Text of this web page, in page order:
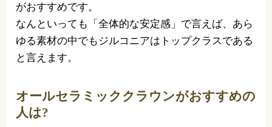
がおすすめです。
なんといっても「全体的な安定感」で言えば、あら
ゆる素材の中でもジルコニアはトップクラスである
と言えます。
オールセラミッククラウンがおすすめの
人は?